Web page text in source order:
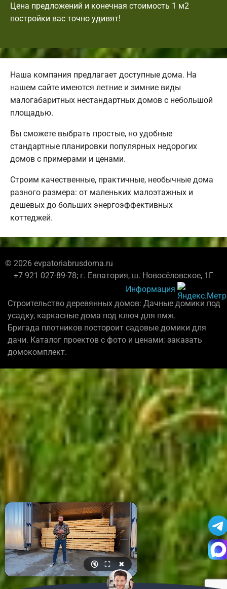
Цена предложений и конечная стоимость 1 м2
постройки вас точно удивят!
Наша компания предлагает доступные дома. На
нашем сайте имеются летние и зимние виды
малогабаритных нестандартных домов с небольшой
площадью.
Вы сможете выбрать простые, но удобные
стандартные планировки популярных недорогих
домов с примерами и ценами.
Строим качественные, практичные, необычные дома
разного размера: от маленьких малоэтажных и
дешевых до больших энергоэффективных
коттеджей.
© 2026 evpatoriabrusdoma.ru
+7 921 027-89-78; г. Евпатория, ш. Новосёловское, 1Г
Информация
Строительство деревянных домов: Дачные домики под
усадку, каркасные дома под ключ для пмж.
Бригада плотников постороит садовые домики для
дачи. Каталог проектов с фото и ценами: заказать
домокомплект.
🔇 ⛶ ✖